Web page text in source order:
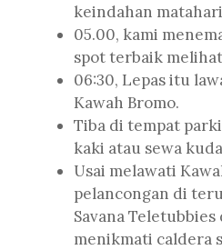
keindahan
05.00, kami
spot terbaik
06:30, Lepas itu
Kawah Bromo.
Tiba di tempat
kaki atau sewa
Usai melawati
pelancongan di
Savana
menikmati caldera